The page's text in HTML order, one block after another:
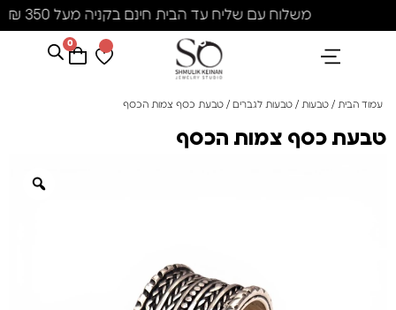
משלוח עם שליח עד הבית חינם בקניה מעל 350 ₪
0
עמוד הבית / טבעות / טבעות לגברים / טבעת כסף צמות הכסף
טבעת כסף צמות הכסף